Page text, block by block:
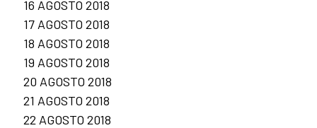
16 AGOSTO 2018
17 AGOSTO 2018
18 AGOSTO 2018
19 AGOSTO 2018
20 AGOSTO 2018
21 AGOSTO 2018
22 AGOSTO 2018